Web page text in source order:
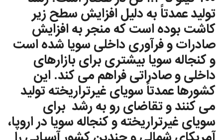
تولید عمدتاً به دلیل افزایش سطح زير
کاشت بوده است که منجر به افزایش
صادرات و فرآوری داخلی سویا شده است
و کنجاله سویا بیشتری برای بازارهای
داخلی و صادراتی فراهم می کند. این
کشورها عمدتاً سویای غیرتراریخته تولید
می کنند و تقاضای رو به رشد برای
سویای غیرتراریخته و کنجاله سویا در اروپا،